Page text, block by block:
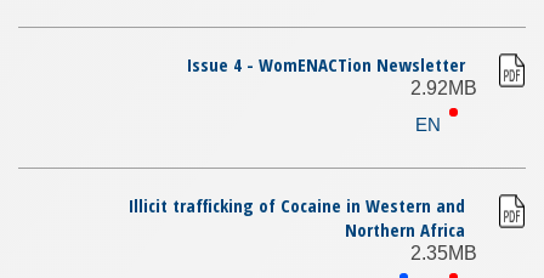
Issue 4 - WomENACTion Newsletter
2.92MB
EN
Illicit trafficking of Cocaine in Western and
Northern Africa
2.35MB